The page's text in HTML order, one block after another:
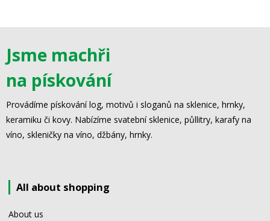
Jsme machři
na pískování
Provádíme pískování log, motivů i sloganů na sklenice, hrnky,
keramiku či kovy. Nabízíme svatební sklenice, půllitry, karafy na
víno, skleničky na víno, džbány, hrnky.
All about shopping
About us